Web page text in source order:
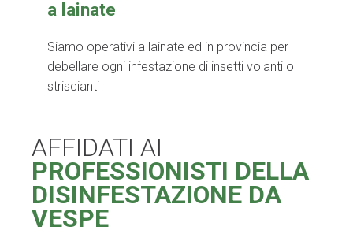
a lainate
Siamo operativi a lainate ed in provincia per
debellare ogni infestazione di insetti volanti o
striscianti
AFFIDATI AI
PROFESSIONISTI DELLA
DISINFESTAZIONE DA
VESPE